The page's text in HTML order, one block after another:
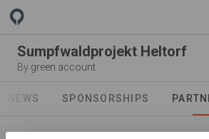
Sumpfwaldprojekt Heltorf
By green account
NEWS SPONSORSHIPS